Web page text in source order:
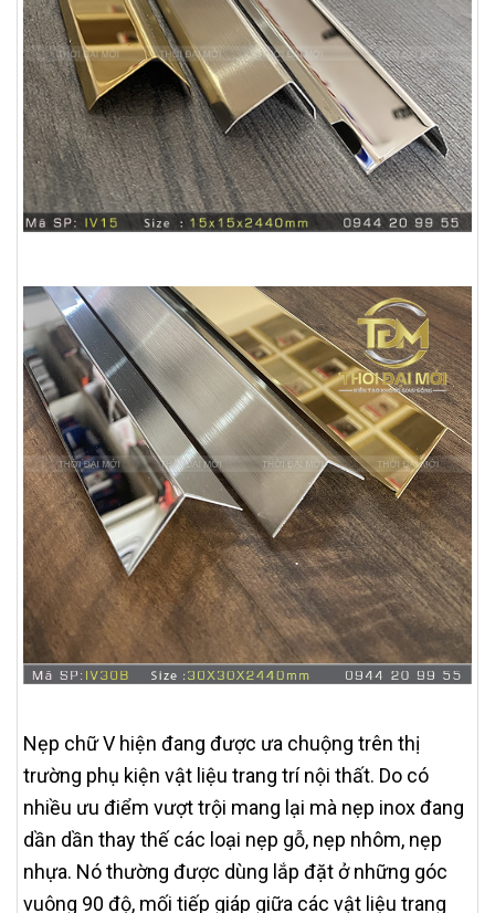
Nẹp chữ V hiện đang được ưa chuộng trên thị
trường phụ kiện vật liệu trang trí nội thất. Do có
nhiều ưu điểm vượt trội mang lại mà nẹp inox đang
dần dần thay thế các loại nẹp gỗ, nẹp nhôm, nẹp
nhựa. Nó thường được dùng lắp đặt ở những góc
vuông 90 độ, mối tiếp giáp giữa các vật liệu trang